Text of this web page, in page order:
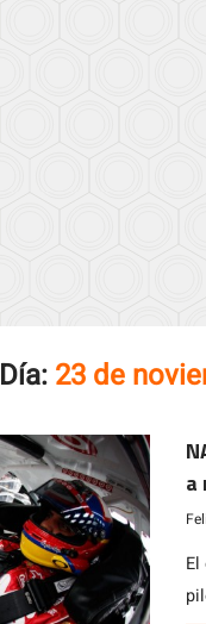
Día: 23 de
a